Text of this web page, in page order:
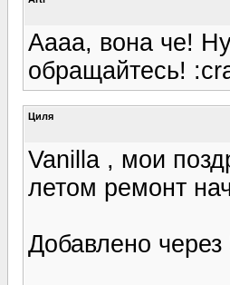
Аааа, вона че!
обращайтесь!
Циля
Vanilla , мои
летом ремонт
Добавлено